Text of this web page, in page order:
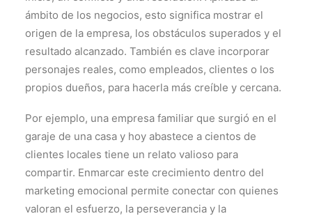
ámbito de los negocios, esto significa mostrar el
origen de la empresa, los obstáculos superados y el
resultado alcanzado. También es clave incorporar
personajes reales, como empleados, clientes o los
propios dueños, para hacerla más creíble y cercana.
Por ejemplo, una empresa familiar que surgió en el
garaje de una casa y hoy abastece a cientos de
clientes locales tiene un relato valioso para
compartir. Enmarcar este crecimiento dentro del
marketing emocional permite conectar con quienes
valoran el esfuerzo, la perseverancia y la